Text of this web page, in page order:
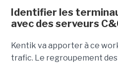
Identifier les
avec des serveurs
Kentik va apporter à ce
trafic. Le regroupement